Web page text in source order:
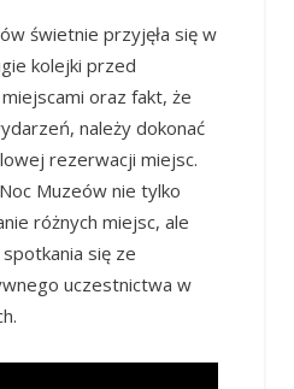
świetnie przyjęła się w
kolejki przed
oraz fakt, że
należy dokonać
rezerwacji miejsc.
Muzeów nie tylko
różnych miejsc, ale
się ze
uczestnictwa w